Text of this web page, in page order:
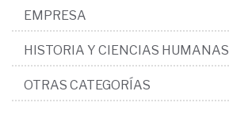
EMPRESA
HISTORIA Y CIENCIAS HUMANAS
OTRAS CATEGORÍAS